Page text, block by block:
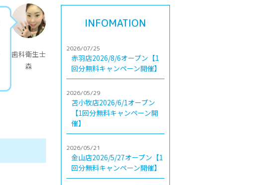
歯科衛生士
森
INFOMATION
2026/07/25
赤羽店2026/8/6オープン【1
回分無料キャンペーン開催】
2026/05/29
苫小牧店2026/6/1オープン
【1回分無料キャンペーン開
催】
2026/05/21
金山店2026/5/27オープン【1
回分無料キャンペーン開催】